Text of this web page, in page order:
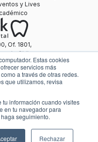
Estas cookies
servicios más
a través de otras redes.
que utilizamos, revisa
información cuando visites
en tu navegador para
seguimiento.
Rechazar
Of. 1801,
de Chile.
y Lives
de datos
de la Información